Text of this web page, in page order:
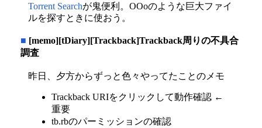
Torrent Searchが鬼便利。OOoのような巨大ファイ
ルを探すときに使おう。
■ [memo][tDiary][Trackback]Trackback周りの不具合
調査
昨日、夕方からずっと色々やってたことのメモ
Trackback URIをクリックして動作確認 ←
重要
tb.rbのパーミッションの確認